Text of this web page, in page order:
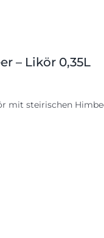
– Likör 0,35L
mit steirischen